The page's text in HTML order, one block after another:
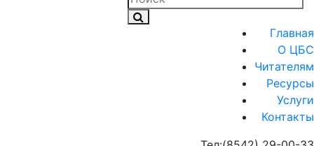
Главная
О ЦБС
Читателям
Ресурсы
Услуги
Контакты